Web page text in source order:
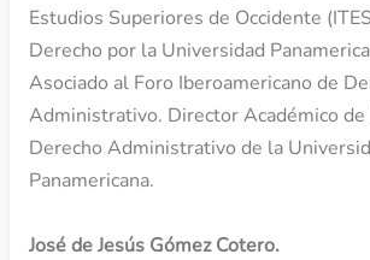
Estudios Superiores de Occidente
Derecho por la Universidad
Asociado al Foro Iberoamericano de
Administrativo. Director Académico de
Derecho Administrativo de la
Panamericana.
José de Jesús Gómez Cotero.